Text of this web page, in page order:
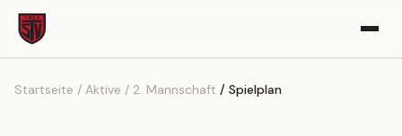
VEREIN
Startseite Aktive 2. Mannschaft Spielplan